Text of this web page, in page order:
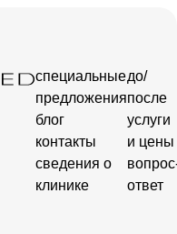
специальные
предложения
блог
контакты
сведения о
клинике
до/
после
услуги
и цены
ответ